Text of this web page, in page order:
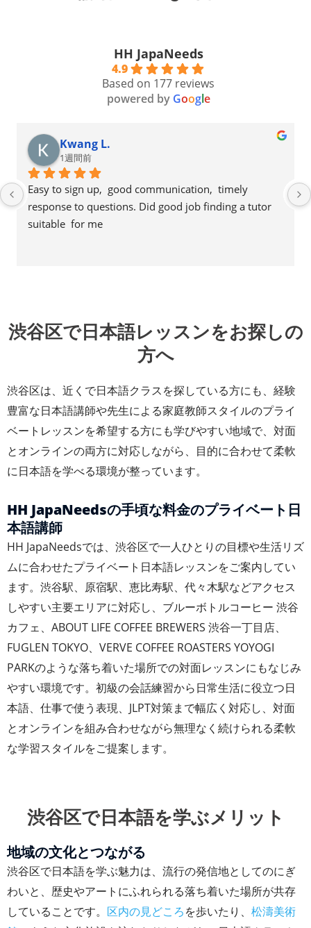
HH JapaNeeds
4.9
Based on 177 reviews
powered by Google
Kwang L.
1週間前
Easy to sign up,  good communication,  timely
response to questions. Did good job finding a tutor
suitable  for me
渋谷区で日本語レッスンをお探しの
方へ
渋谷区は、近くで日本語クラスを探している方にも、経験
豊富な日本語講師や先生による家庭教師スタイルのプライ
ベートレッスンを希望する方にも学びやすい地域で、対面
とオンラインの両方に対応しながら、目的に合わせて柔軟
に日本語を学べる環境が整っています。
HH JapaNeedsの手頃な料金のプライベート日
本語講師
HH JapaNeedsでは、渋谷区で一人ひとりの目標や生活リズ
ムに合わせたプライベート日本語レッスンをご案内してい
ます。渋谷駅、原宿駅、恵比寿駅、代々木駅などアクセス
しやすい主要エリアに対応し、ブルーボトルコーヒー 渋谷
カフェ、ABOUT LIFE COFFEE BREWERS 渋谷一丁目店、
FUGLEN TOKYO、VERVE COFFEE ROASTERS YOYOGI
PARKのような落ち着いた場所での対面レッスンにもなじみ
やすい環境です。初級の会話練習から日常生活に役立つ日
本語、仕事で使う表現、JLPT対策まで幅広く対応し、対面
とオンラインを組み合わせながら無理なく続けられる柔軟
な学習スタイルをご提案します。
渋谷区で日本語を学ぶメリット
地域の文化とつながる
渋谷区で日本語を学ぶ魅力は、流行の発信地としてのにぎ
わいと、歴史やアートにふれられる落ち着いた場所が共存
していることです。 区内の見どころを歩いたり、 松濤美術